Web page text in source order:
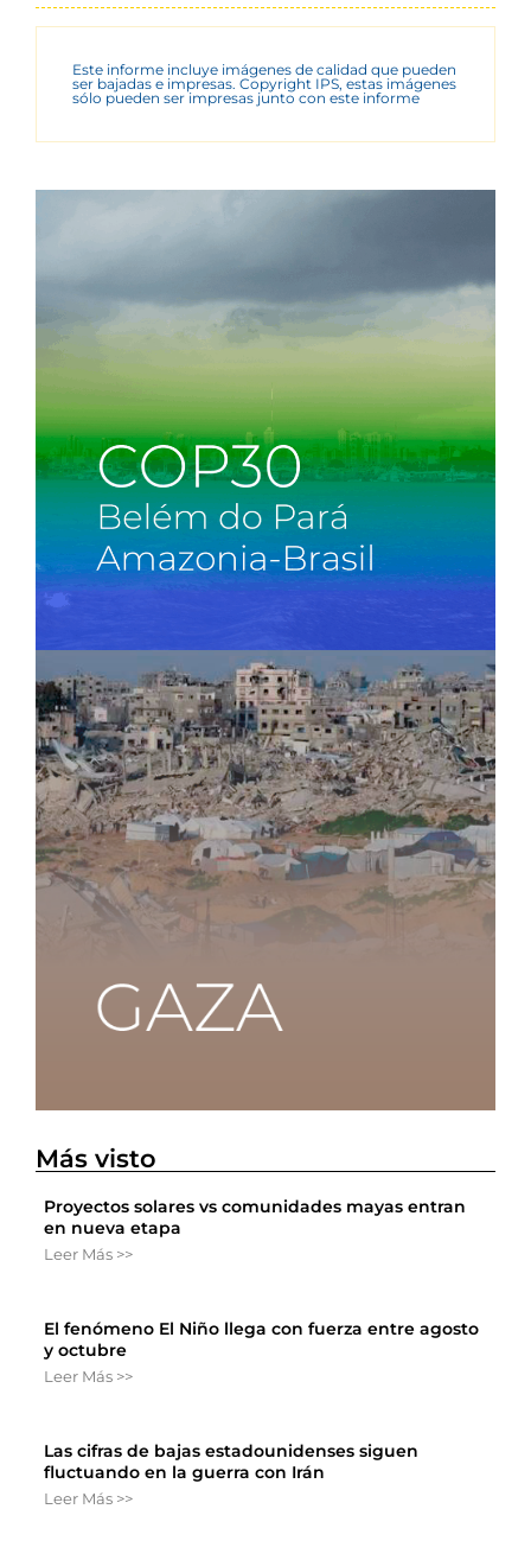
Este informe incluye imágenes de calidad que pueden
ser bajadas e impresas. Copyright IPS, estas imágenes
sólo pueden ser impresas junto con este informe
Más visto
Proyectos solares vs comunidades mayas entran
en nueva etapa
Leer Más >>
El fenómeno El Niño llega con fuerza entre agosto
y octubre
Leer Más >>
Las cifras de bajas estadounidenses siguen
fluctuando en la guerra con Irán
Leer Más >>